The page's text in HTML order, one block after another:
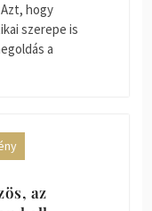
hogy
szerepe is
a
az